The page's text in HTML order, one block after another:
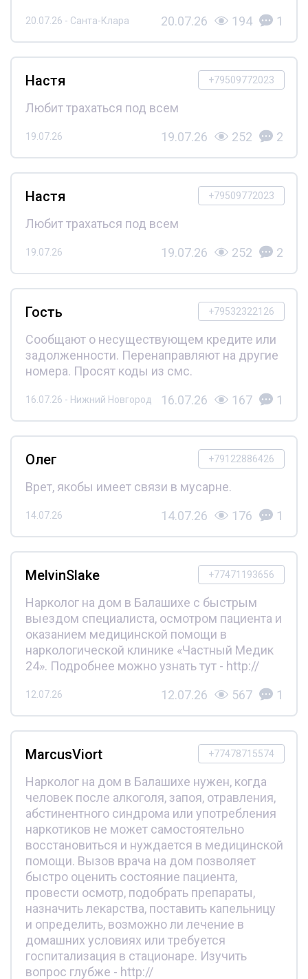
20.07.26 - Санта-Клара 20.07.26 194 1
+79509772023
Настя
Любит трахаться под всем
19.07.26 19.07.26 252 2
+79509772023
Настя
Любит трахаться под всем
19.07.26 19.07.26 252 2
+79532322126
Гость
Сообщают о несуществующем кредите или
задолженности. Перенаправляют на другие
номера. Просят коды из смс.
16.07.26 - Нижний Новгород 16.07.26 167 1
+79122886426
Олег
Врет, якобы имеет связи в мусарне.
14.07.26 14.07.26 176 1
+77471193656
MelvinSlake
Нарколог на дом в Балашихе с быстрым
выездом специалиста, осмотром пациента и
оказанием медицинской помощи в
наркологической клинике «Частный Медик
24». Подробнее можно узнать тут - http://
12.07.26 12.07.26 567 1
+77478715574
MarcusViort
Нарколог на дом в Балашихе нужен, когда
человек после алкоголя, запоя, отравления,
абстинентного синдрома или употребления
наркотиков не может самостоятельно
восстановиться и нуждается в медицинской
помощи. Вызов врача на дом позволяет
быстро оценить состояние пациента,
провести осмотр, подобрать препараты,
назначить лекарства, поставить капельницу
и определить, возможно ли лечение в
домашних условиях или требуется
госпитализация в стационаре. Изучить
вопрос глубже - http://